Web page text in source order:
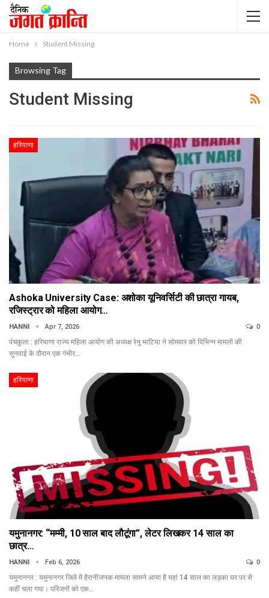
Home Student Missing
Browsing Tag
Student Missing
हरियाणा
Ashoka University Case: अशोका यूनिवर्सिटी की छात्रा गायब,
रजिस्ट्रार को महिला आयोग…
HANNI Apr 7, 2026 0
पंचकूला : हरियाणा राज्य महिला आयोग की अध्यक्ष रेनू भाटिया ने सोमवार को विभिन्न मामलों की
सुनवाई के दौरान एक गंभीर…
हरियाणा
यमुनानगर: “मम्मी, 10 साल बाद लौटूंगा”, लेटर लिखकर 14 साल का
छात्र…
HANNI Feb 6, 2026 0
यमुनानगर : यमुनानगर जिले में हैरानीजनक मामला सामने आया है यहां 14 साल का लड़का घर पर से
कहीं चला गया। परिजनों को एक…